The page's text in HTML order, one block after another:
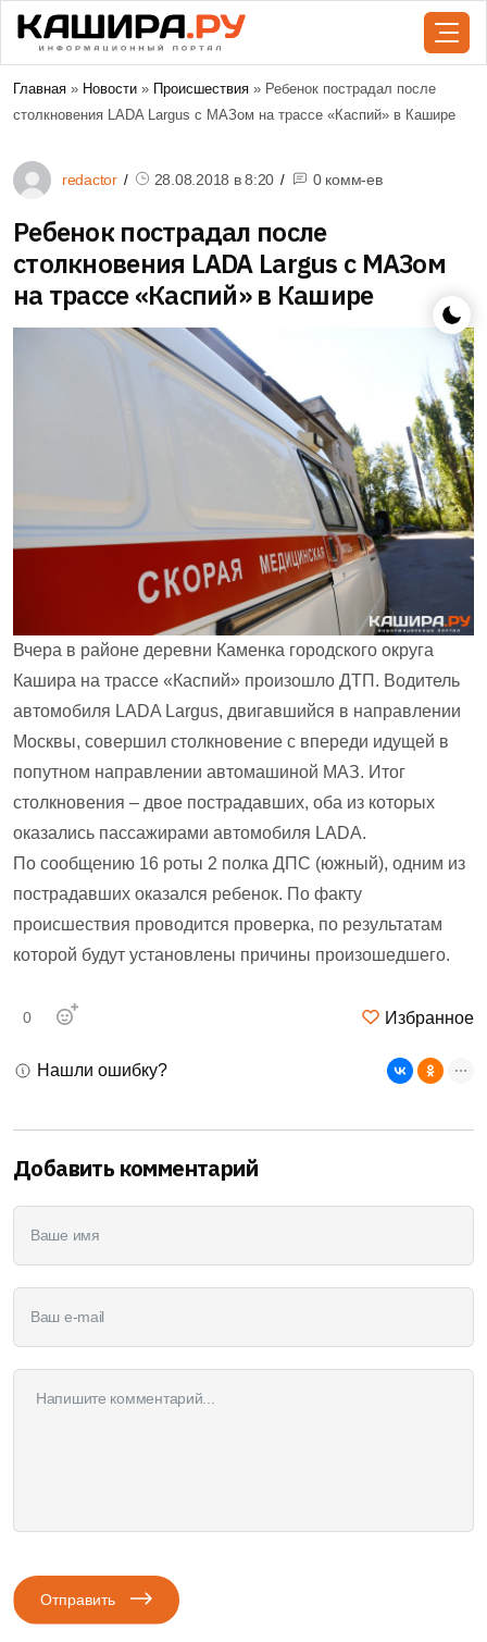
Главная » Новости » Происшествия » Ребенок пострадал после
столкновения LADA Largus с МАЗом на трассе «Каспий» в Кашире
redactor 28.08.2018 в8:20 0 комм-ев
Ребенок пострадал после
столкновения LADA Largus с МАЗом
на трассе «Каспий» в Кашире
Вчера в районе деревни Каменка городского округа
Кашира на трассе «Каспий» произошло ДТП. Водитель
автомобиля LADA Largus, двигавшийся в направлении
Москвы, совершил столкновение с впереди идущей в
попутном направлении автомашиной МАЗ. Итог
столкновения – двое пострадавших, оба из которых
оказались пассажирами автомобиля LADA.
По сообщению 16 роты 2 полка ДПС (южный), одним из
пострадавших оказался ребенок. По факту
происшествия проводится проверка, по результатам
которой будут установлены причины произошедшего.
0 Избранное
Нашли ошибку?
Добавить комментарий
Отправить